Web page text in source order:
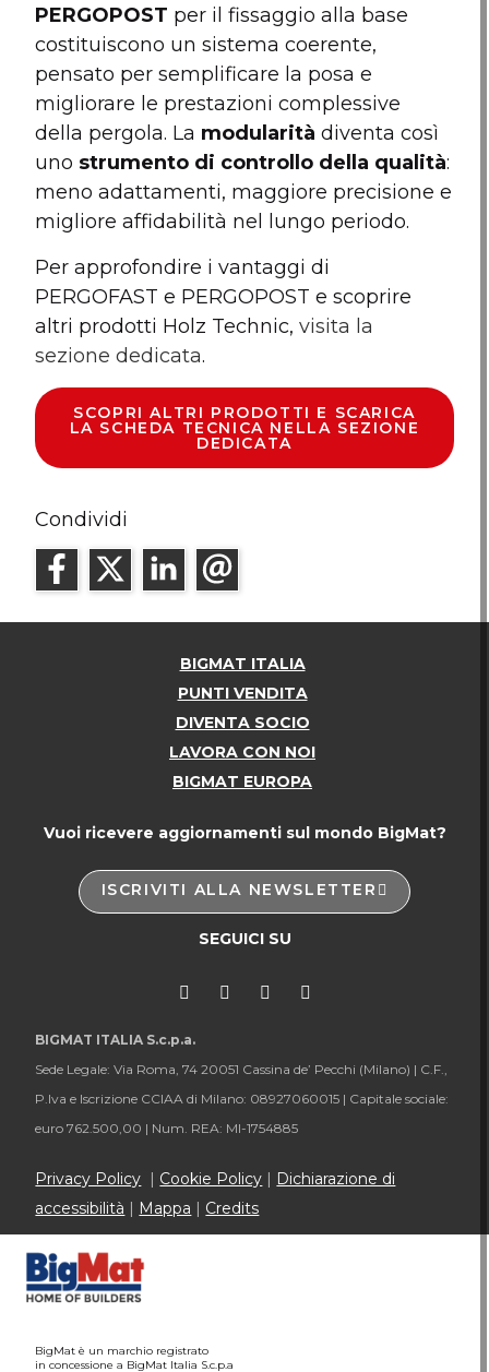
PERGOPOST per il fissaggio alla base
costituiscono un sistema coerente,
pensato per semplificare la posa e
migliorare le prestazioni complessive
della pergola. La modularità diventa così
uno strumento di controllo della qualità:
meno adattamenti, maggiore precisione e
migliore affidabilità nel lungo periodo.
Per approfondire i vantaggi di
PERGOFAST e PERGOPOST e scoprire
altri prodotti Holz Technic,visita la
sezione dedicata.
SCOPRI ALTRI PRODOTTI E SCARICA
LA SCHEDA TECNICA NELLA SEZIONE
DEDICATA
Condividi
BIGMAT ITALIA
PUNTI VENDITA
DIVENTA SOCIO
LAVORA CON NOI
BIGMAT EUROPA
Vuoi ricevere aggiornamenti sul mondo BigMat?
ISCRIVITI ALLA NEWSLETTER
SEGUICI SU
BIGMAT ITALIA S.c.p.a.
Sede Legale: Via Roma, 74 20051 Cassina de’ Pecchi (Milano) | C.F.,
P.Iva e Iscrizione CCIAA di Milano: 08927060015 | Capitale sociale:
euro 762.500,00 | Num. REA: MI-1754885
Privacy Policy | Cookie Policy | Dichiarazione di
accessibilità | Mappa | Credits
BigMat è un marchio registrato
in concessione a BigMat Italia S.c.p.a